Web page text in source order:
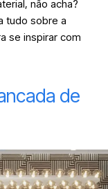
não acha?
tudo sobre a
se inspirar com
de